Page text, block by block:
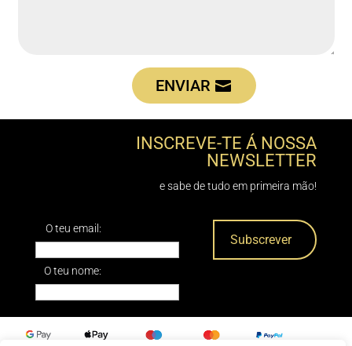
ENVIAR
INSCREVE-TE Á NOSSA
NEWSLETTER
e sabe de tudo em primeira mão!
O teu email:
O teu nome: